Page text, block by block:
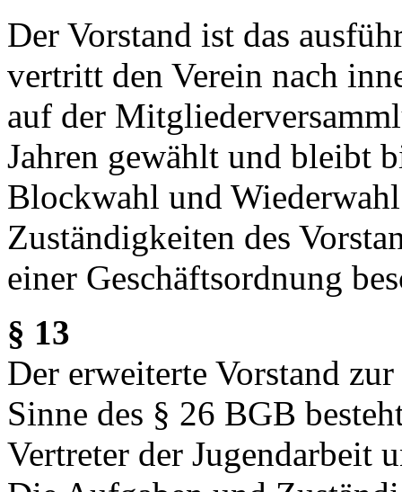
Der Vorstand ist das
vertritt den Verein nach
auf der
Jahren gewählt und bleibt
Blockwahl und
Zuständigkeiten des
einer Geschäftsordnung
§ 13
Der erweiterte Vorstand
Sinne des § 26 BGB
Vertreter der Jugendarbeit